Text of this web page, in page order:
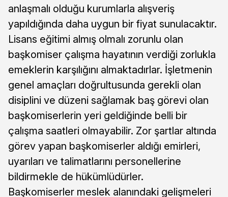
anlaşmalı olduğu kurumlarla alışveriş
yapıldığında daha uygun bir fiyat sunulacaktır.
Lisans eğitimi almış olmalı zorunlu olan
başkomiser çalışma hayatının verdiği zorlukla
emeklerin karşılığını almaktadırlar. İşletmenin
genel amaçları doğrultusunda gerekli olan
disiplini ve düzeni sağlamak baş görevi olan
başkomiserlerin yeri geldiğinde belli bir
çalışma saatleri olmayabilir. Zor şartlar altında
görev yapan başkomiserler aldığı emirleri,
uyarıları ve talimatlarını personellerine
bildirmekle de hükümlüdürler.
Başkomiserler meslek alanındaki gelişmeleri